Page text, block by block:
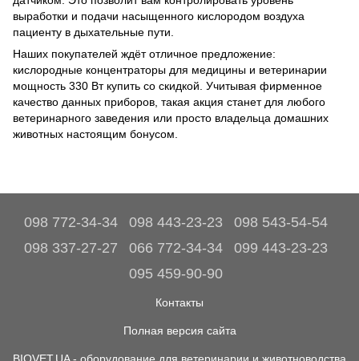
выработки и подачи насыщенного кислородом воздуха
пациенту в дыхательные пути.
Наших покупателей ждёт отличное предложение:
кислородные концентраторы для медицины и ветеринарии
мощность 330 Вт купить со скидкой. Учитывая фирменное
качество данных приборов, такая акция станет для любого
ветеринарного заведения или просто владельца домашних
животных настоящим бонусом.
098 772-34-34 098 443-23-23
098 543-54-54
098 337-27-27
066 772-34-34
099 443-23-23
095 459-90-90
Контакты
Полная версия сайта